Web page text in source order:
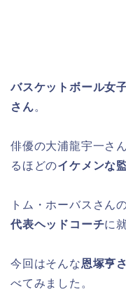
バスケットボール女
さん。
俳優の大浦龍宇一さ
るほどのイケメンな
トム・ホーバスさん
代表ヘッドコーチに
今回はそんな恩塚亨
べてみました。